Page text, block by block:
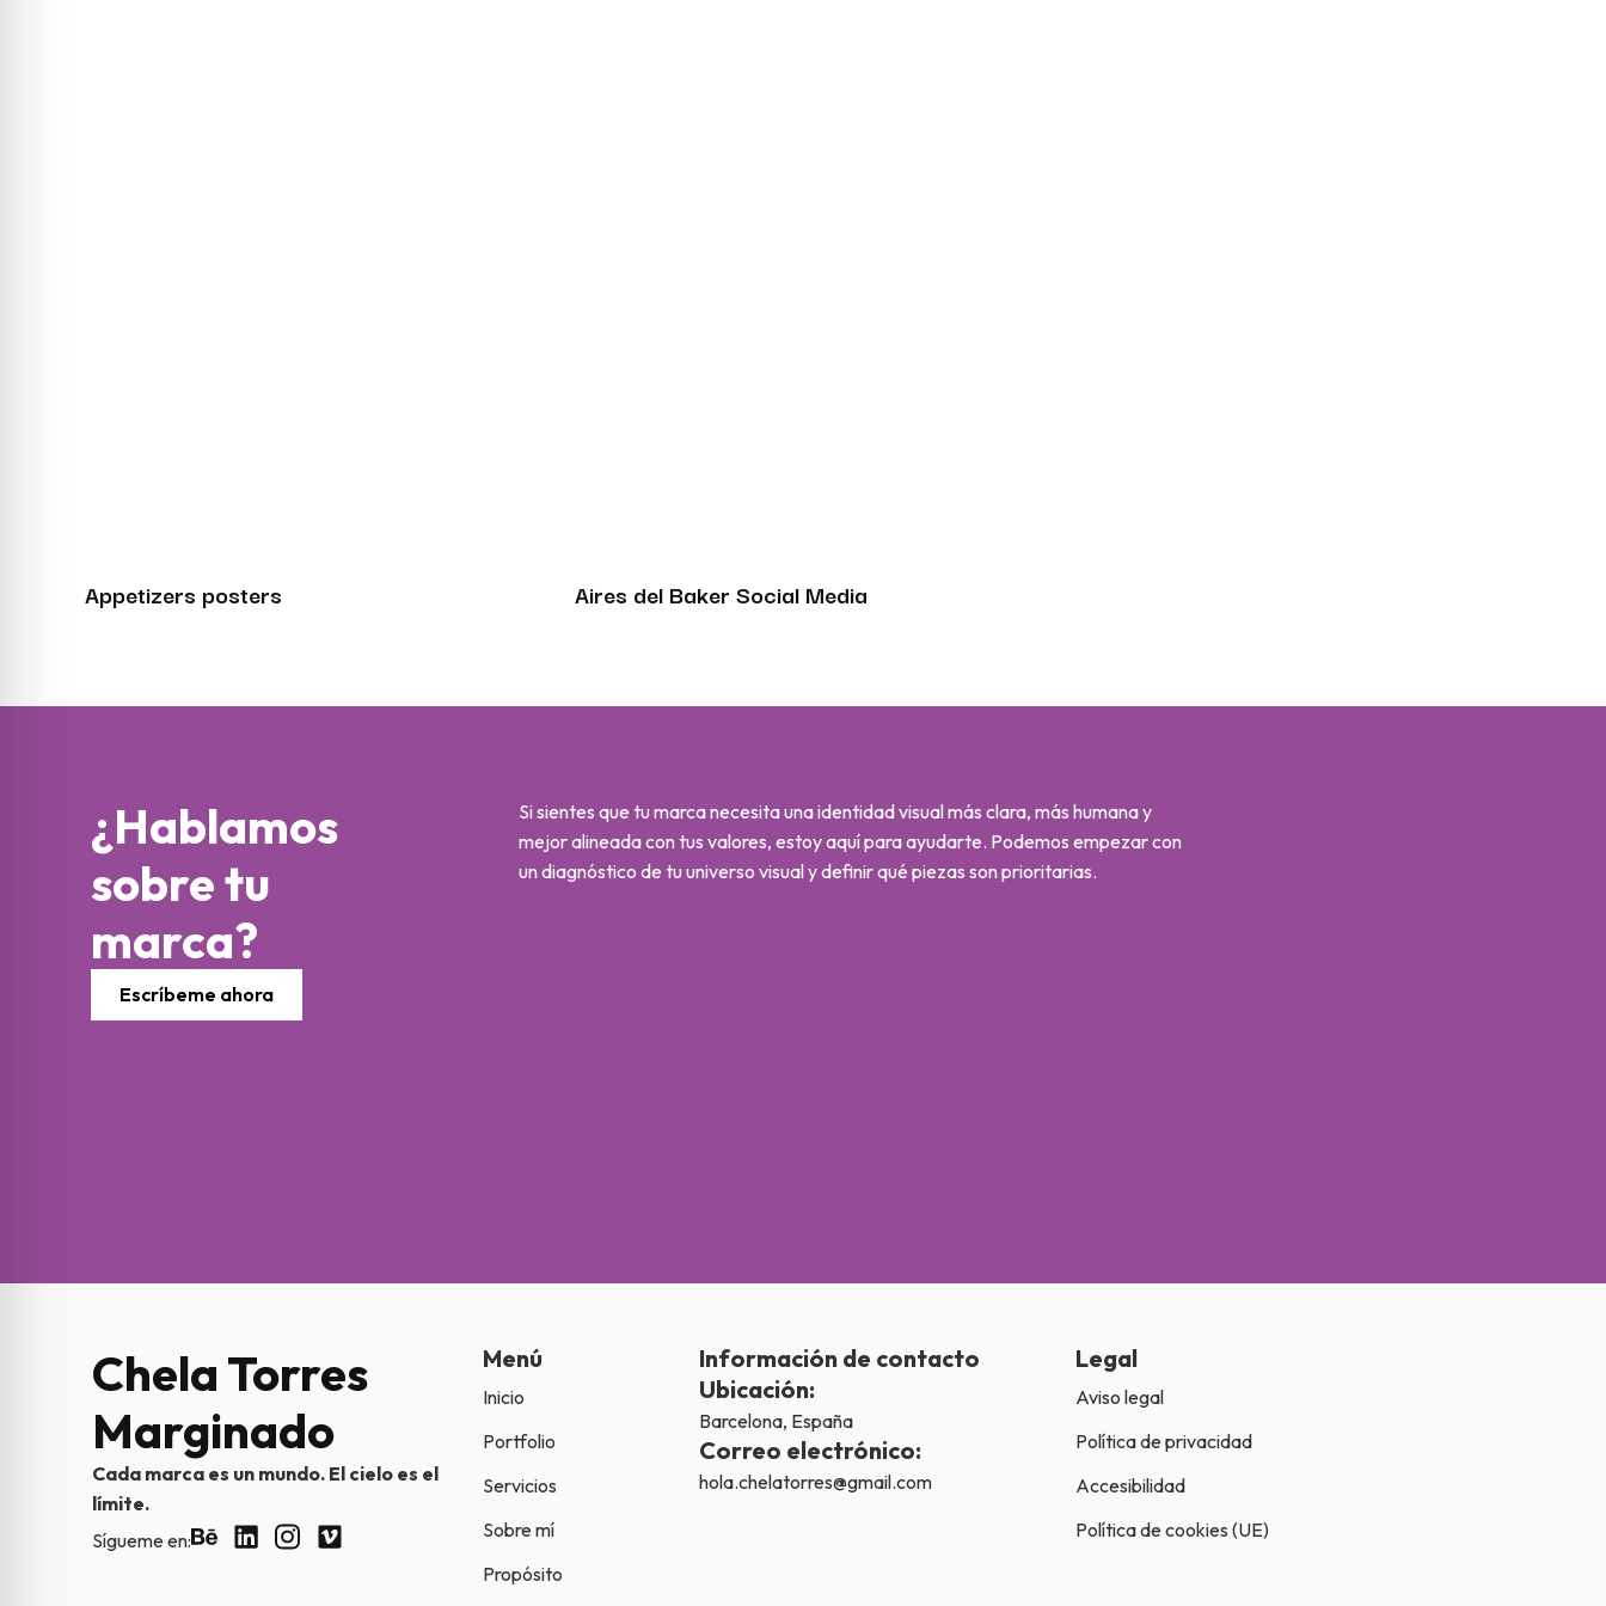
Appetizers posters Aires del Baker Social Media
¿Hablamos
sobre tu
marca?
Escríbeme ahora
Si sientes que tu marca necesita una identidad visual más clara, más humana y
mejor alineada con tus valores, estoy aquí para ayudarte. Podemos empezar con
un diagnóstico de tu universo visual y definir qué piezas son prioritarias.
Chela Torres
Marginado
Cada marca es un mundo. El cielo es el
límite.
Sígueme en:
Menú
Inicio
Portfolio
Servicios
Sobre mí
Propósito
Información de contacto
Ubicación:
Barcelona, España
Correo electrónico:
hola.chelatorres@gmail.com
Legal
Aviso legal
Política de privacidad
Accesibilidad
Política de cookies (UE)